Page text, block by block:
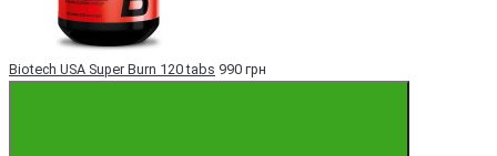
Biotech USA Super Burn 120 tabs 990 грн